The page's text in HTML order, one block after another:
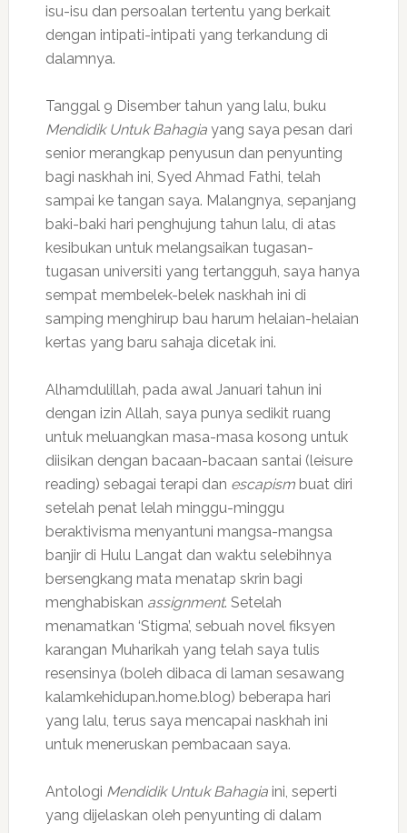
isu-isu dan persoalan tertentu yang berkait
dengan intipati-intipati yang terkandung di
dalamnya.
Tanggal 9 Disember tahun yang lalu, buku
Mendidik Untuk Bahagiayang saya pesan dari
senior merangkap penyusun dan penyunting
bagi naskhah ini, Syed Ahmad Fathi, telah
sampai ke tangan saya. Malangnya, sepanjang
baki-baki hari penghujung tahun lalu, di atas
kesibukan untuk melangsaikan tugasan-
tugasan universiti yang tertangguh, saya hanya
sempat membelek-belek naskhah ini di
samping menghirup bau harum helaian-helaian
kertas yang baru sahaja dicetak ini.
Alhamdulillah, pada awal Januari tahun ini
dengan izin Allah, saya punya sedikit ruang
untuk meluangkan masa-masa kosong untuk
diisikan dengan bacaan-bacaan santai (leisure
reading) sebagai terapi dan escapismbuat diri
setelah penat lelah minggu-minggu
beraktivisma menyantuni mangsa-mangsa
banjir di Hulu Langat dan waktu selebihnya
bersengkang mata menatap skrin bagi
menghabiskan assignment. Setelah
menamatkan ‘Stigma’, sebuah novel fiksyen
karangan Muharikah yang telah saya tulis
resensinya (boleh dibaca di laman sesawang
kalamkehidupan.home.blog) beberapa hari
yang lalu, terus saya mencapai naskhah ini
untuk meneruskan pembacaan saya.
Antologi Mendidik Untuk Bahagiaini, seperti
yang dijelaskan oleh penyunting di dalam